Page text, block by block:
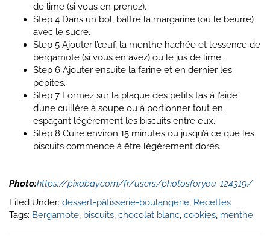
de lime (si vous en prenez).
Step 4 Dans un bol, battre la margarine (ou le beurre)
avec le sucre.
Step 5 Ajouter l’œuf, la menthe hachée et l’essence de
bergamote (si vous en avez) ou le jus de lime.
Step 6 Ajouter ensuite la farine et en dernier les
pépites.
Step 7 Formez sur la plaque des petits tas à l’aide
d’une cuillère à soupe ou à portionner tout en
espaçant légèrement les biscuits entre eux.
Step 8 Cuire environ 15 minutes ou jusqu’à ce que les
biscuits commence à être légèrement dorés.
Photo:https://pixabay.com/fr/users/photosforyou-124319/
Filed Under: dessert-pâtisserie-boulangerie, Recettes
Tags: Bergamote, biscuits, chocolat blanc, cookies, menthe